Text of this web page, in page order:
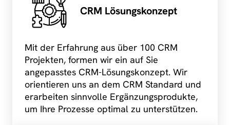
CRM Lösungskonzept
Mit der Erfahrung aus über 100 CRM
Projekten, formen wir ein auf Sie
angepasstes CRM-Lösungskonzept. Wir
orientieren uns an dem CRM Standard und
erarbeiten sinnvolle Ergänzungsprodukte,
um Ihre Prozesse optimal zu unterstützen.